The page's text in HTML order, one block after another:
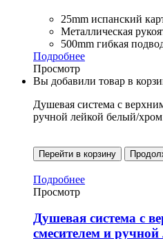
25mm испанский
Металлическая
500mm гибкая
Подробнее
Просмотр
Вы добавили товар в
Душевая система с
ручной лейкой белый/
Перейти в корзину
Подробнее
Просмотр
Душевая система с
смесителем и